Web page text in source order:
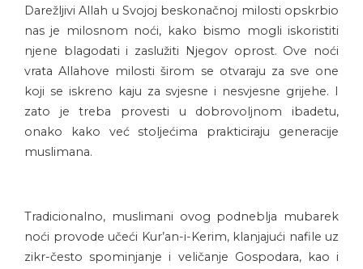
Darežljivi Allah u Svojoj beskonačnoj milosti opskrbio
nas je milosnom noći, kako bismo mogli iskoristiti
njene blagodati i zaslužiti Njegov oprost. Ove noći
vrata Allahove milosti širom se otvaraju za sve one
koji se iskreno kaju za svjesne i nesvjesne grijehe. I
zato je treba provesti u dobrovoljnom ibadetu,
onako kako već stoljećima prakticiraju generacije
muslimana.
Tradicionalno, muslimani ovog podneblja mubarek
noći provode učeći Kur’an-i-Kerim, klanjajući nafile uz
zikr-često spominjanje i veličanje Gospodara, kao i